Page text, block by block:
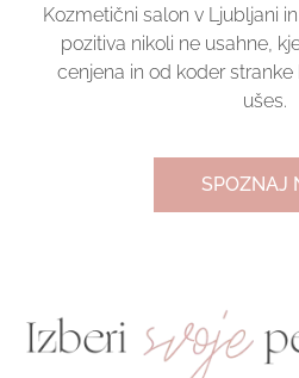
Kozmetični salon v Ljubljani
pozitiva nikoli ne usahne,
cenjena in od koder
ušes.
SPOZNAJ